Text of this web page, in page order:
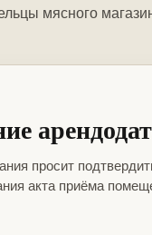
мясного
просит
акта приёма